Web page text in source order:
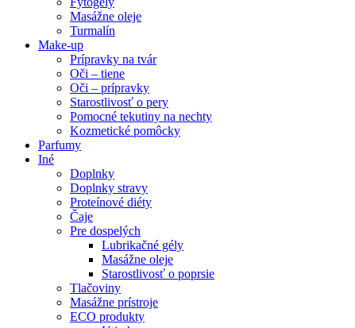
Masážne oleje
Turmalín
Make-up
Prípravky na tvár
Oči – tiene
Oči – prípravky
Starostlivosť o pery
Pomocné tekutiny na nechty
Kozmetické pomôcky
Parfumy
Iné
Doplnky
Doplnky stravy
Proteínové diéty
Čaje
Pre dospelých
Lubrikačné gély
Masážne oleje
Starostlivosť o poprsie
Tlačoviny
Masážne prístroje
ECO produkty